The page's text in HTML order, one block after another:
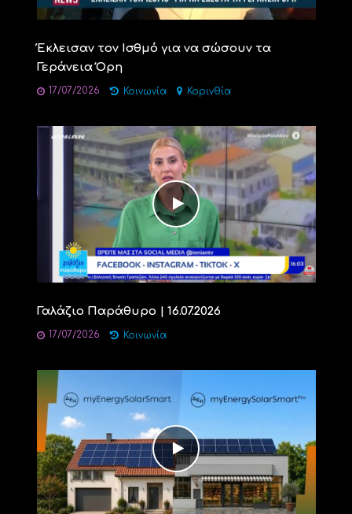
Έκλεισαν τον Ισθμό για να σώσουν τα
Γεράνεια Όρη
17/07/2026 Κοινωνία Κορινθία
Γαλάζιο Παράθυρο | 16.07.2026
17/07/2026 Κοινωνία